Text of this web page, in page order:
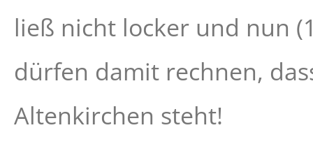
ließ nicht locker und nun
dürfen damit rechnen,
Altenkirchen steht!